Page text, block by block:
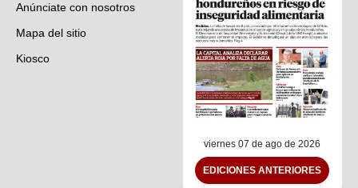
Anúnciate con nosotros
Mapa del sitio
Kiosco
viernes 07 de ago de 2026
EDICIONES ANTERIORES